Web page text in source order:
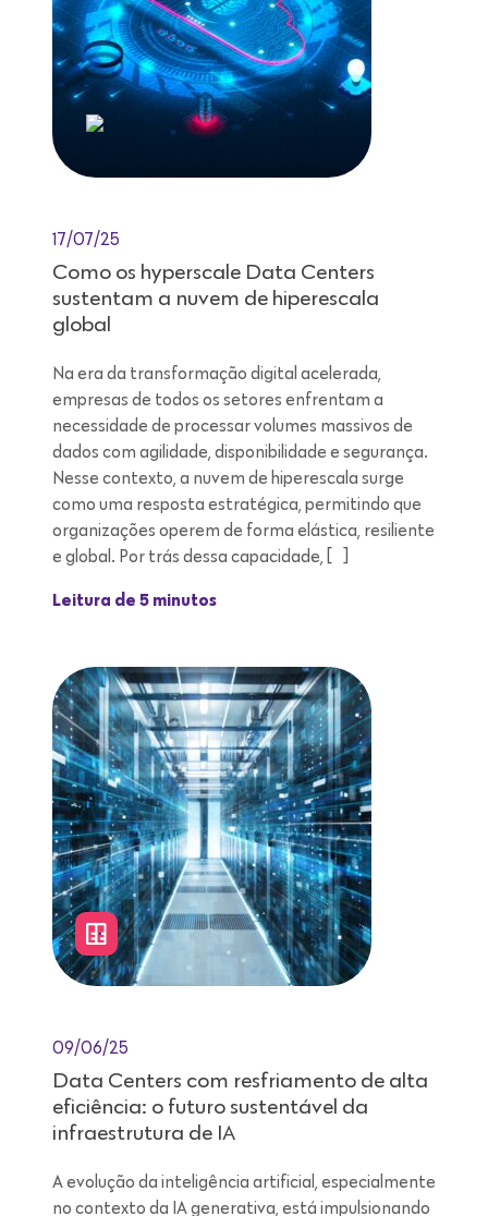
17/07/25
Como os hyperscale Data Centers
sustentam a nuvem de hiperescala
global
Na era da transformação digital acelerada,
empresas de todos os setores enfrentam a
necessidade de processar volumes massivos de
dados com agilidade, disponibilidade e segurança.
Nesse contexto, a nuvem de hiperescala surge
como uma resposta estratégica, permitindo que
organizações operem de forma elástica, resiliente
e global. Por trás dessa capacidade, […]
Leitura de 5 minutos
09/06/25
Data Centers com resfriamento de alta
eficiência: o futuro sustentável da
infraestrutura de IA
A evolução da inteligência artificial, especialmente
no contexto da IA generativa, está impulsionando